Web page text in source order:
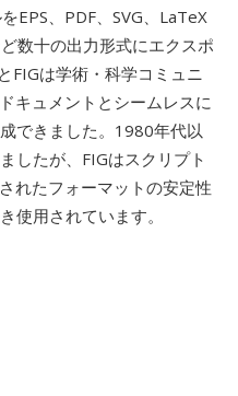
EPS、PDF、SVG、LaTeX
数十の出力形式にエクスポ
FIGは学術・科学コミュニ
キュメントとシームレスに
できました。1980年代以
したが、FIGはスクリプト
れたフォーマットの安定性
使用されています。